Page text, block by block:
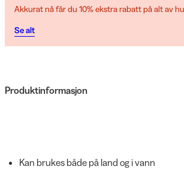
Akkurat nå får du 10% ekstra rabatt på alt av
Se alt
Produktinformasjon
Kan brukes både på land og i vann